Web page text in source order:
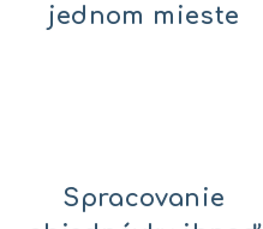
jednom mieste
Spracovanie